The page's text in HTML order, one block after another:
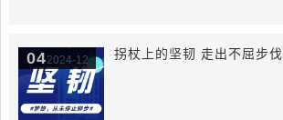
042024-12 拐杖上的坚韧 走出不屈步伐